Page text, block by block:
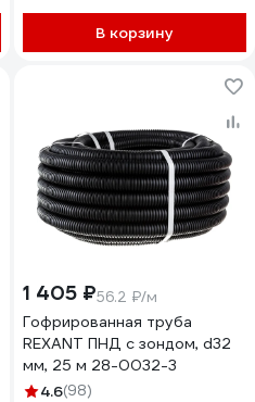
В корзину
1 405 ₽56.2 ₽/м
Гофрированная труба
REXANT ПНД с зондом, d32
мм, 25 м 28-0032-3
4.6(98)